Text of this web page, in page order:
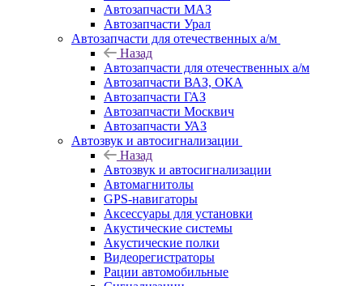
Автозапчасти МАЗ
Автозапчасти Урал
Автозапчасти для отечественных а/м
Назад
Автозапчасти для отечественных а/м
Автозапчасти ВАЗ, ОКА
Автозапчасти ГАЗ
Автозапчасти Москвич
Автозапчасти УАЗ
Автозвук и автосигнализации
Назад
Автозвук и автосигнализации
Автомагнитолы
GPS-навигаторы
Аксессуары для установки
Акустические системы
Акустические полки
Видеорегистраторы
Рации автомобильные